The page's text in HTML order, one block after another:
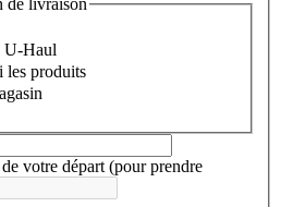
de livraison
U-Haul
les produits
votre départ (pour prendre